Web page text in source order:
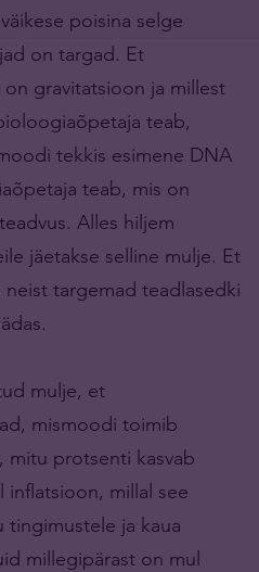
poisina selge
on targad. Et
gravitatsioon ja millest
teab,
tekkis esimene DNA
teab, mis on
Alles hiljem
jäetakse selline mulje. Et
targemad teadlasedki
mulje, et
mismoodi toimib
mitu protsenti kasvab
inflatsioon, millal see
tingimustele ja kaua
millegipärast on mul